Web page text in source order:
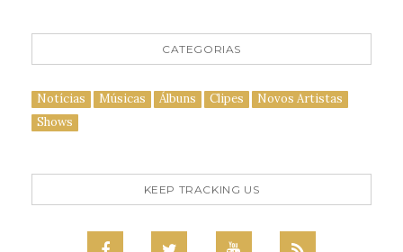
CATEGORIAS
Notícias Músicas Álbuns Clipes
Novos Artistas
Shows
KEEP TRACKING US